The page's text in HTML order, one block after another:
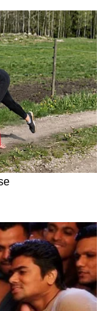
এই সময়সীমা
সংস্থাগুলি
থেকে
ফলে বড়
কারণ, ব্যাঙ্ক
ক্ষেত্রে এখনও
রয়েছে৷
চলে না
করা হবে।
থেকেই তা
বার্তাগুলির